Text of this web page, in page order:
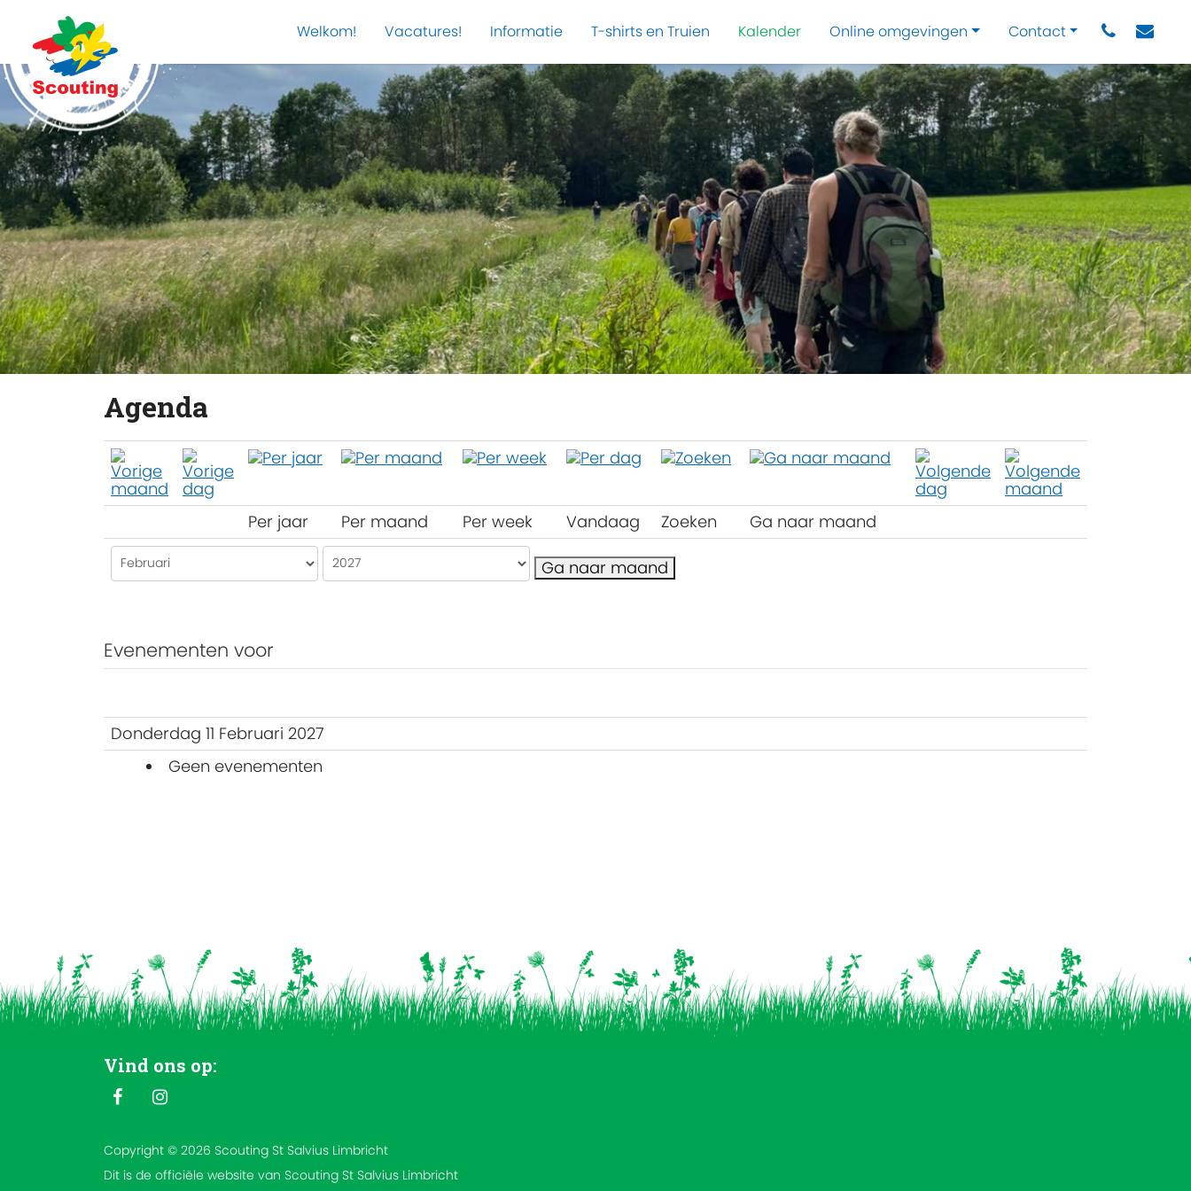
Welkom! Vacatures! Informatie T-shirts en Truien Kalender Online omgevingen Contact
Agenda
Per jaar Per maand Per week Vandaag Zoeken Ga naar maand
Ga naar maand
Evenementen voor
Donderdag 11 Februari 2027
Geen evenementen
Vind ons op:
Copyright © 2026 Scouting St Salvius Limbricht
Dit is de officiële website van Scouting St Salvius Limbricht